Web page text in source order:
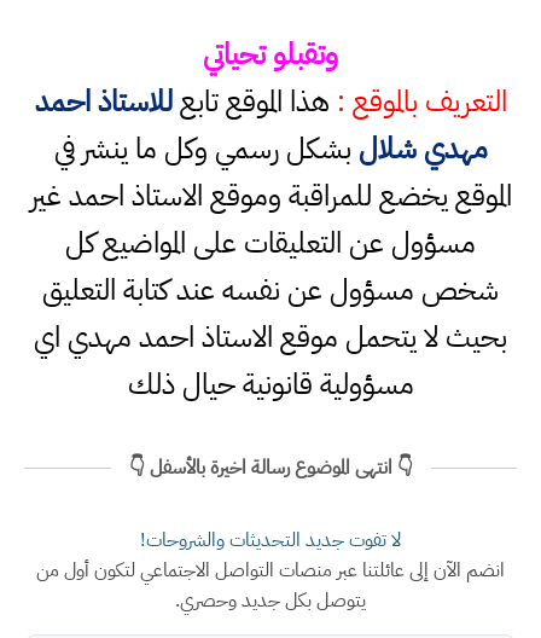
وتقبلو تحياتي
التعريف بالموقع : هذا الموقع تابعللاستاذ احمد
مهدي شلال بشكل رسمي وكل ما ينشر في
الموقع يخضع للمراقبة وموقع الاستاذ احمد غير
مسؤول عن التعليقات على المواضيع كل
شخص مسؤول عن نفسه عند كتابة التعليق
بحيث لا يتحمل موقع الاستاذ احمد مهدي اي
مسؤولية قانونية حيال ذلك
👇 انتهى الموضوع رسالة اخيرة بالأسفل 👇
لا تفوت جديد التحديثات والشروحات!
انضم الآن إلى عائلتنا عبر منصات التواصل الاجتماعي لتكون أول من
يتوصل بكل جديد وحصري.